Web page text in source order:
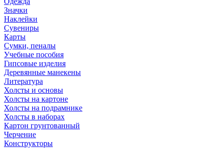
Значки
Наклейки
Сувениры
Карты
Сумки, пеналы
Учебные пособия
Гипсовые изделия
Деревянные манекены
Литература
Холсты и основы
Холсты на картоне
Холсты на подрамнике
Холсты в наборах
Картон грунтованный
Черчение
Конструкторы